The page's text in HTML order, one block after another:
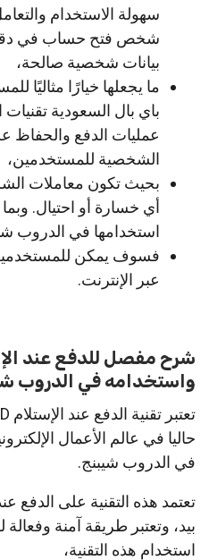
سهولة الاستخدام
شخص فتح حساب في
بيانات شخصية صالحة،
ما يجعلها خيارًا مثاليًا
باي بال السعودية تقنيات
عمليات الدفع والحفاظ
الشخصية للمستخدمين،
بحيث تكون معاملات
أي خسارة أو احتيال.
استخدامها في الدروب
فسوف يمكن للمستخدمين
عبر الإنترنت.
واستخدامه في الدروب
حاليا في عالم الأعمال
في الدروب شيبنج.
تعتمد هذه التقنية على الدفع
بيد، وتعتبر طريقة آمنة
استخدام هذه التقنية،